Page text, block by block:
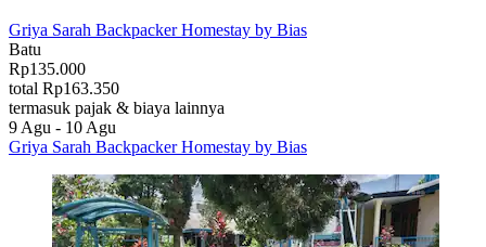
Griya Sarah Backpacker Homestay by Bias
Batu
Rp135.000
total Rp163.350
termasuk pajak & biaya lainnya
9 Agu - 10 Agu
Griya Sarah Backpacker Homestay by Bias